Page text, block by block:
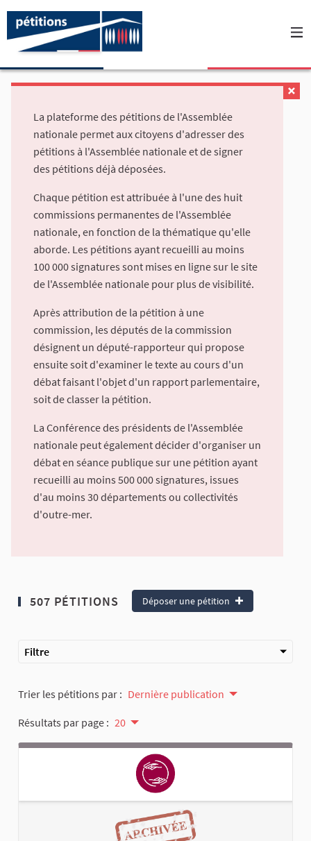
La plateforme des pétitions de l'Assemblée
nationale permet aux citoyens d'adresser des
pétitions à l'Assemblée nationale et de signer
des pétitions déjà déposées.
Chaque pétition est attribuée à l'une des huit
commissions permanentes de l'Assemblée
nationale, en fonction de la thématique qu'elle
aborde. Les pétitions ayant recueilli au moins
100 000 signatures sont mises en ligne sur le site
de l'Assemblée nationale pour plus de visibilité.
Après attribution de la pétition à une
commission, les députés de la commission
désignent un député-rapporteur qui propose
ensuite soit d'examiner le texte au cours d'un
débat faisant l'objet d'un rapport parlementaire,
soit de classer la pétition.
La Conférence des présidents de l'Assemblée
nationale peut également décider d'organiser un
débat en séance publique sur une pétition ayant
recueilli au moins 500 000 signatures, issues
d'au moins 30 départements ou collectivités
d'outre-mer.
507 PÉTITIONS Déposer une pétition
Filtre
Trier les pétitions par : Dernière publication
Résultats par page : 20